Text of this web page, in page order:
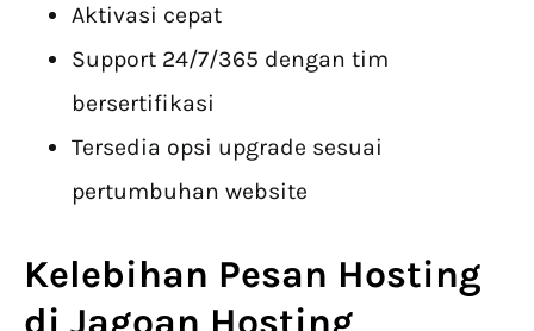
Aktivasi cepat
Support 24/7/365 dengan tim
bersertifikasi
Tersedia opsi upgrade sesuai
pertumbuhan website
Kelebihan Pesan Hosting
di Jagoan Hosting